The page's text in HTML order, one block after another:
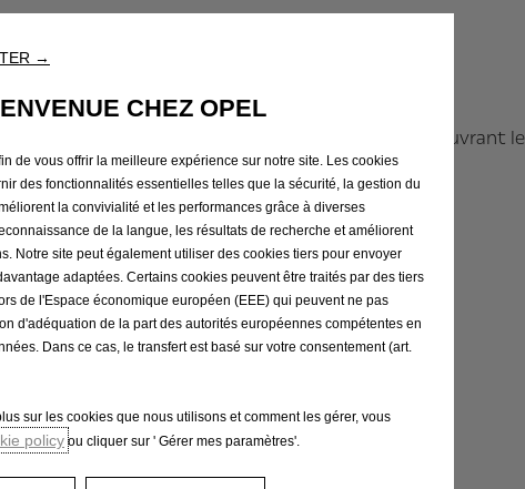
Services
qui connectent ton téléphone à ta voiture, ouvrant
à l’entretien et à la sécurité.
Opel informe sa
Points forts
→
CHEZ OPEL
de vous offrir la meilleure expérience sur notre site. Les cookies
des fonctionnalités essentielles telles que la sécurité, la gestion du
la convivialité et les performances grâce à diverses
de la langue, les résultats de recherche et améliorent
Notre site peut également utiliser des cookies tiers pour envoyer
adaptées. Certains cookies peuvent être traités par des tiers
de l'Espace économique européen (EEE) qui peuvent ne pas
d'adéquation de la part des autorités européennes compétentes en
Dans ce cas, le transfert est basé sur votre consentement (art.
sur les cookies que nous utilisons et comment les gérer, vous
policy ou cliquer sur ' Gérer mes paramètres'.